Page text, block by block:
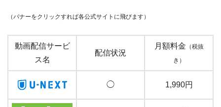
（バナーをクリックすれば各公式サイトに飛びます）
動画配信サービ
ス名
配信状況
月額料金 （税抜
き）
◯ 1,990円